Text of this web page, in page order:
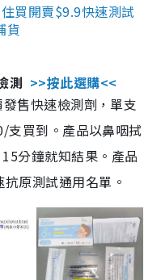
買開賣$9.9快速測試
貨
測 >>按此選購<<
售快速檢測劑，單支
支買到。產品以鼻咽拭
分鐘就知結果。產品
原測試通用名單。